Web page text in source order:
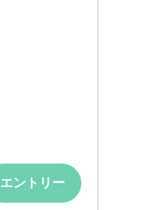
エントリー